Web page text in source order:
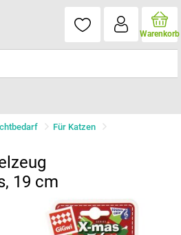
Warenkorb
Für Katzen
19 cm